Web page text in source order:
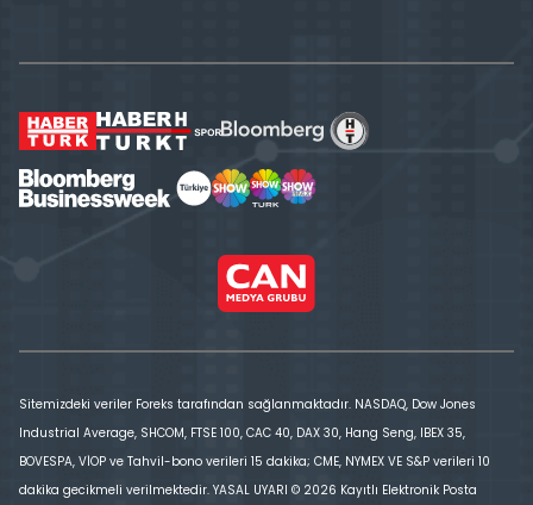
Sitemizdeki veriler Foreks tarafından sağlanmaktadır. NASDAQ, Dow Jones
Industrial Average, SHCOM, FTSE 100, CAC 40, DAX 30, Hang Seng, IBEX 35,
BOVESPA, VİOP ve Tahvil-bono verileri 15 dakika; CME, NYMEX VE S&P verileri 10
dakika gecikmeli verilmektedir. YASAL UYARI © 2026 Kayıtlı Elektronik Posta